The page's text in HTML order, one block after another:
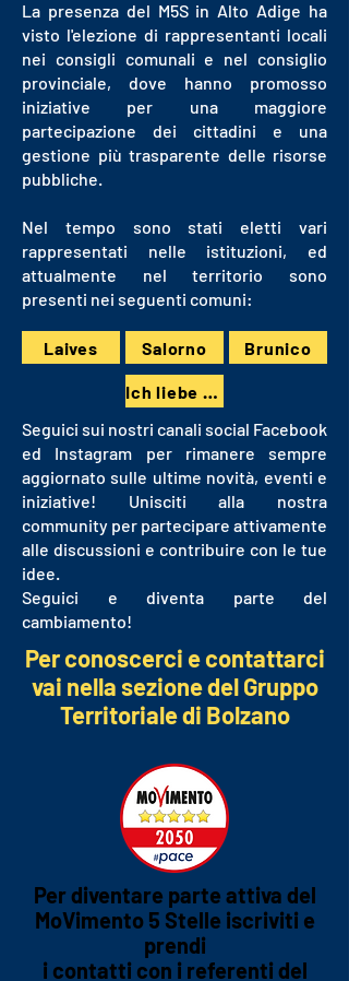
La presenza del M5S in Alto Adige ha
visto l'elezione di rappresentanti locali
nei consigli comunali e nel consiglio
provinciale, dove hanno promosso
iniziative per una maggiore
partecipazione dei cittadini e una
gestione più trasparente delle risorse
pubbliche.
Nel tempo sono stati eletti vari
rappresentati nelle istituzioni, ed
attualmente nel territorio sono
presenti nei seguenti comuni:
Laives Salorno Brunico
Ich liebe Brunico
Seguici sui nostri canali social Facebook
ed Instagram per rimanere sempre
aggiornato sulle ultime novità, eventi e
iniziative! Unisciti alla nostra
community per partecipare attivamente
alle discussioni e contribuire con le tue
idee.
Seguici e diventa parte del
cambiamento!
Per conoscerci e contattarci
vai nella sezione del Gruppo
Territoriale di Bolzano
Per diventare parte attiva del
MoVimento 5 Stelle iscriviti e
prendi
i contatti con i referenti del